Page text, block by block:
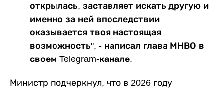
открылась, заставляет искать другую и
именно за ней впоследствии
оказывается твоя настоящая
возможность", - написал глава МНВО в
своем Telegram-канале.
Министр подчеркнул, что в 2026 году